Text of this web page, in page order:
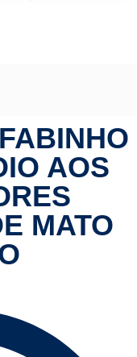
AOS
MATO